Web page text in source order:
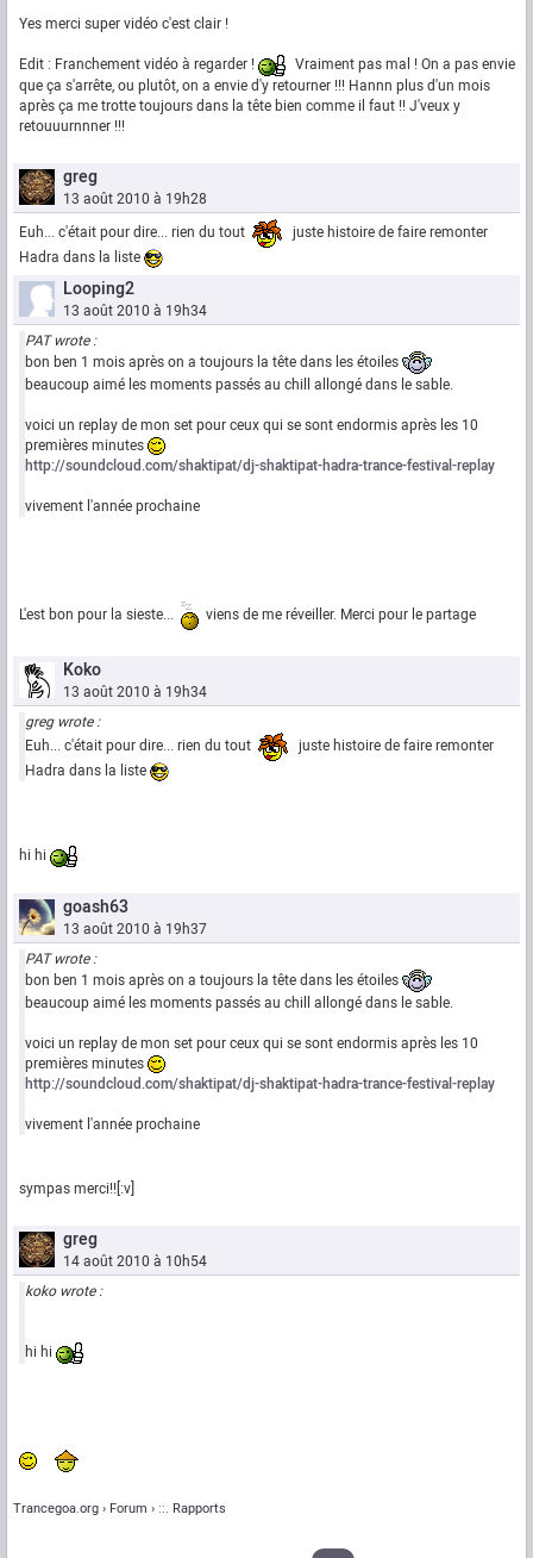
Yes merci super vidéo c'est clair !
Edit : Franchement vidéo à regarder !
Vraiment pas mal ! On a pas envie
que ça s'arrête, ou plutôt, on a envie d'y retourner !!! Hannn plus d'un mois
après ça me trotte toujours dans la tête bien comme il faut !! J'veux y
retouuurnnner !!!
greg
13 août 2010 à 19h28
Euh... c'était pour dire... rien du tout
juste histoire de faire remonter
Hadra dans la liste
Looping2
13 août 2010 à 19h34
PAT wrote :
bon ben 1 mois après on a toujours la tête dans les étoiles
beaucoup aimé les moments passés au chill allongé dans le sable.
voici un replay de mon set pour ceux qui se sont endormis après les 10
premières minutes
http://soundcloud.com/shaktipat/dj-shaktipat-hadra-trance-festival-replay
vivement l'année prochaine
L'est bon pour la sieste... viens de me réveiller. Merci pour le partage
Koko
13 août 2010 à 19h34
greg wrote :
Euh... c'était pour dire... rien du tout
juste histoire de faire remonter
Hadra dans la liste
hi hi
goash63
13 août 2010 à 19h37
PAT wrote :
bon ben 1 mois après on a toujours la tête dans les étoiles
beaucoup aimé les moments passés au chill allongé dans le sable.
voici un replay de mon set pour ceux qui se sont endormis après les 10
premières minutes
http://soundcloud.com/shaktipat/dj-shaktipat-hadra-trance-festival-replay
vivement l'année prochaine
sympas merci!![:v]
greg
14 août 2010 à 10h54
koko wrote :
hi hi
Trancegoa.org Forum ::. Rapports